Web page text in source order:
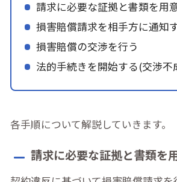
請求に必要な証拠と書類を用
損害賠償請求を相手方に通知
損害賠償の交渉を行う
法的手続きを開始する(交渉不
各手順について解説していきます。
請求に必要な証拠と書類を